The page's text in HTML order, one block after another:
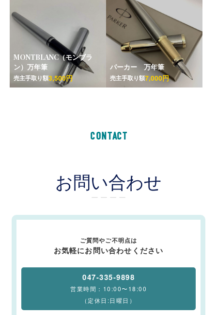
MONTBLANC（モンブラ
ン）万年筆
売主手取り額3,500円
パーカー 万年筆
売主手取り額7,000円
CONTACT
お問い合わせ
ー ー ー ー
ご質問やご不明点は
お気軽にお問い合わせください
047-335-9898
営業時間：10:00〜18:00
（定休日:日曜日）